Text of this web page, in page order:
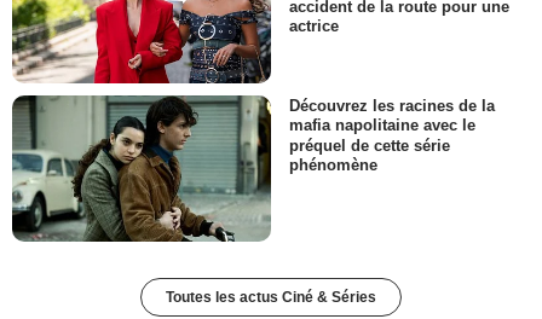
accident de la route pour une
actrice
Découvrez les racines de la
mafia napolitaine avec le
préquel de cette série
phénomène
Toutes les actus Ciné & Séries